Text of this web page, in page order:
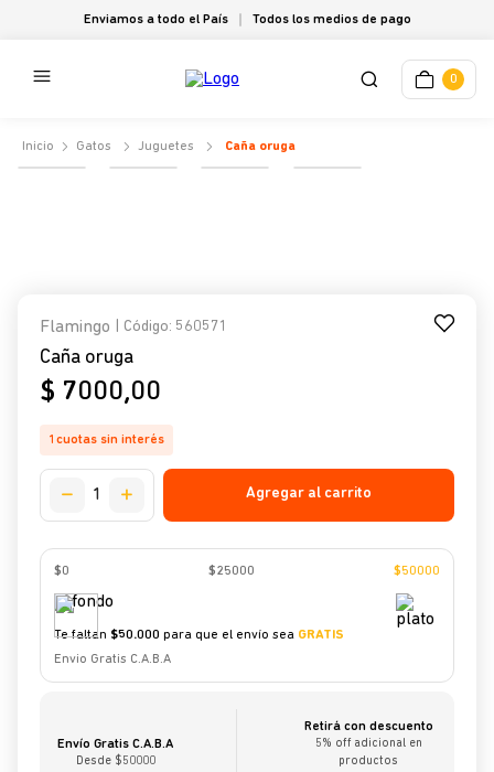
Enviamos a todo el País Todos los medios de pago
0
Gatos Juguetes Caña oruga
Flamingo | Código: 560571
Caña oruga
$ 7000,00
1 cuotas sin interés
Agregar al carrito
$0 $25000 $50000
Te faltan $50.000 para que el envío sea GRATIS
Envio Gratis C.A.B.A
Envío Gratis C.A.B.A
Desde $50000
Retirá con descuento
5% off adicional en
productos